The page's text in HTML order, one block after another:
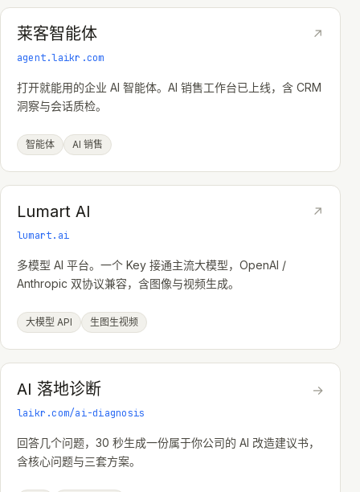
莱客智能体 ↗
agent.laikr.com
打开就能用的企业 AI 智能体。AI 销售工作台已上线，含 CRM
洞察与会话质检。
智能体 AI 销售
Lumart AI ↗
lumart.ai
多模型 AI 平台。一个 Key 接通主流大模型，OpenAI /
Anthropic 双协议兼容，含图像与视频生成。
大模型 API 生图生视频
AI 落地诊断 →
laikr.com/ai-diagnosis
回答几个问题，30 秒生成一份属于你公司的 AI 改造建议书，
含核心问题与三套方案。